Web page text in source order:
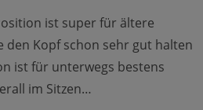
ist super für ältere
den Kopf schon sehr gut halten
ist für unterwegs bestens
im Sitzen…